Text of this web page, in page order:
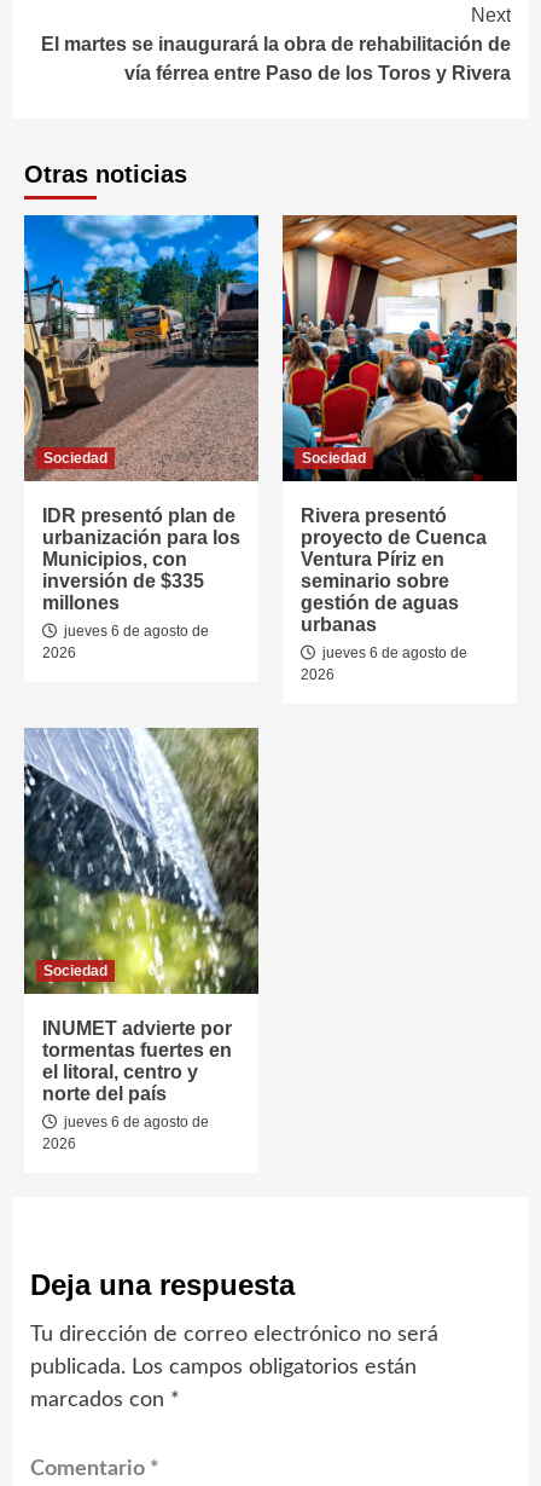
Next
El martes se inaugurará la obra de rehabilitación de
vía férrea entre Paso de los Toros y Rivera
Otras noticias
Sociedad
IDR presentó plan de
urbanización para los
Municipios, con
inversión de $335
millones
jueves 6 de agosto de
2026
Sociedad
Rivera presentó
proyecto de Cuenca
Ventura Píriz en
seminario sobre
gestión de aguas
urbanas
jueves 6 de agosto de
2026
Sociedad
INUMET advierte por
tormentas fuertes en
el litoral, centro y
norte del país
jueves 6 de agosto de
2026
Deja una respuesta
Tu dirección de correo electrónico no será
publicada. Los campos obligatorios están
marcados con *
Comentario *